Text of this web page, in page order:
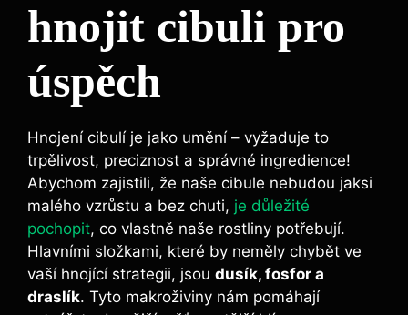
hnojit cibuli pro
úspěch
Hnojení ‌cibulí je ⁤jako ⁤umění – vyžaduje to
trpělivost, preciznost a správné⁢ ingredience!
Abychom‌ zajistili,‍ že naše cibule nebudou jaksi
malého vzrůstu a bez chuti, je důležité
pochopit, ⁣co‌ vlastně naše rostliny potřebují.
Hlavními složkami, ⁣které by neměly chybět ve
vaší⁤ hnojící strategii, jsou dusík, fosfor ⁢a
⁣draslík. Tyto makroživiny ‌nám pomáhají‌